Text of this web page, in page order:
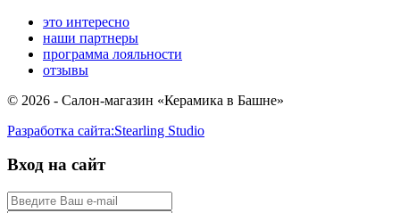
это интересно
наши партнеры
программа лояльности
отзывы
© 2026 - Салон-магазин «Керамика в Башне»
Разработка сайта:Stearling Studio
Вход на сайт